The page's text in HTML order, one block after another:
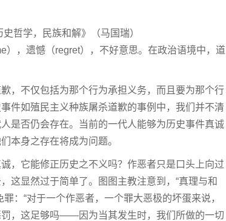
哲学，民族和解》（马国瑞）
），遗憾（regret），不好意思。在政治语境中，道
，不仅包括为那个行为承担义务，而且要为那个行
件如殖民主义种族屠杀道歉的事例中，我们并不清
是否仍会存在。当前的一代人能够为历史事件真诚
本身之存在将成为问题。
，它能修正历史之不义吗？作恶者只是口头上向过
这显然过于简单了。图图主教注意到，“真理与和
：“对于一个作恶者，一个罪大恶极的坏蛋来说，
，这足够吗——因为当其发生时，我们所做的一切